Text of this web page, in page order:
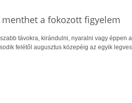
a fokozott figyelem
távokra, kirándulni, nyaralni vagy éppen
felétől augusztus közepéig az egyik